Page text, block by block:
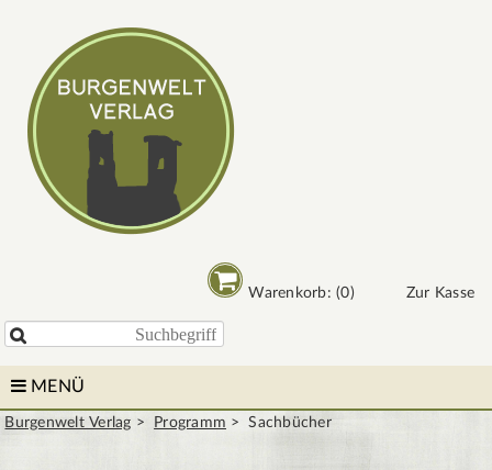
Warenkorb: (0) Zur Kasse

MENÜ
Burgenwelt Verlag Programm Sachbücher